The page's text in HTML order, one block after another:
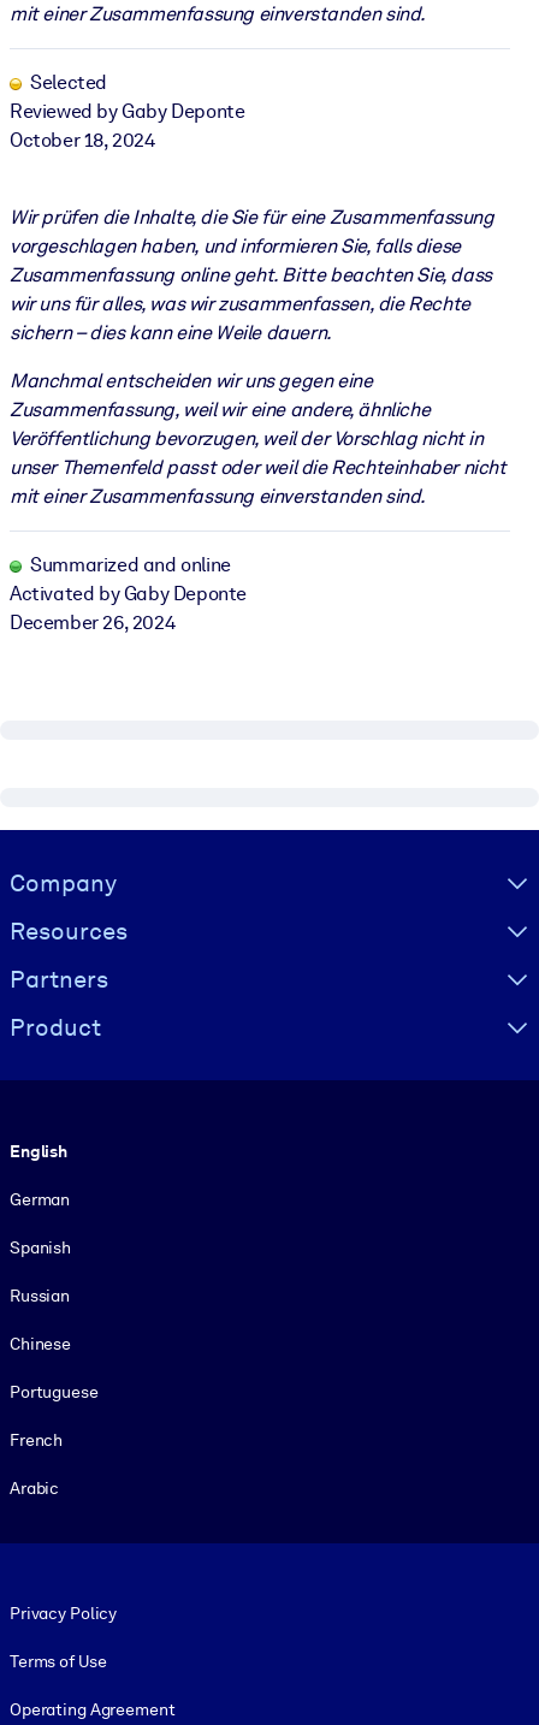
mit einer Zusammenfassung einverstanden sind.
Selected
Reviewed by Gaby Deponte
October 18, 2024
Wir prüfen die Inhalte, die Sie für eine Zusammenfassung
vorgeschlagen haben, und informieren Sie, falls diese
Zusammenfassung online geht. Bitte beachten Sie, dass
wir uns für alles, was wir zusammenfassen, die Rechte
sichern – dies kann eine Weile dauern.
Manchmal entscheiden wir uns gegen eine
Zusammenfassung, weil wir eine andere, ähnliche
Veröffentlichung bevorzugen, weil der Vorschlag nicht in
unser Themenfeld passt oder weil die Rechteinhaber nicht
mit einer Zusammenfassung einverstanden sind.
Summarized and online
Activated by Gaby Deponte
December 26, 2024
Visually hidden Text
Company
Resources
Partners
Product
English
German
Spanish
Russian
Chinese
Portuguese
French
Arabic
Privacy Policy
Terms of Use
Operating Agreement